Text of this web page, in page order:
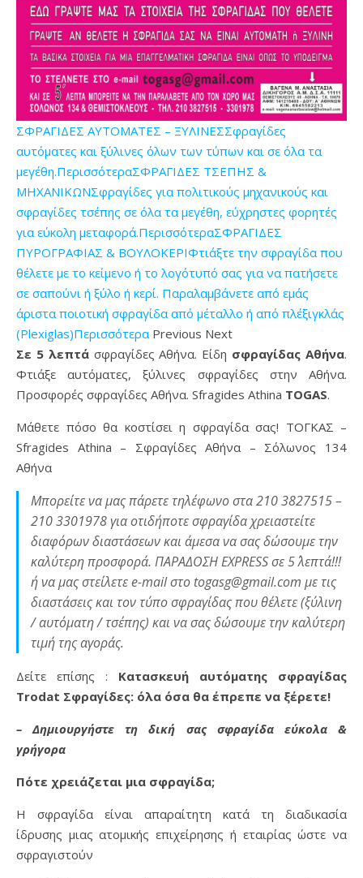
ΣΦΡΑΓΙΔΕΣ ΑΥΤΟΜΑΤΕΣ – ΞΥΛΙΝΕΣΣφραγίδες
αυτόματες και ξύλινες όλων των τύπων και σε όλα τα
μεγέθη.ΠερισσότεραΣΦΡΑΓΙΔΕΣ ΤΣΕΠΗΣ &
ΜΗΧΑΝΙΚΩΝΣφραγίδες για πολιτικούς μηχανικούς και
σφραγίδες τσέπης σε όλα τα μεγέθη, εύχρηστες φορητές
για εύκολη μεταφορά.ΠερισσότεραΣΦΡΑΓΙΔΕΣ
ΠΥΡΟΓΡΑΦΙΑΣ & ΒΟΥΛΟΚΕΡΙΦτιάξτε την σφραγίδα που
θέλετε με το κείμενο ή το λογότυπό σας για να πατήσετε
σε σαπούνι ή ξύλο ή κερί. Παραλαμβάνετε από εμάς
άριστα ποιοτική σφραγίδα από μέταλλο ή από πλέξιγκλάς
(Plexiglas)ΠερισσότεραPrevious Next
Σε 5 λεπτά σφραγίδες Αθήνα. Είδη σφραγίδας Αθήνα.
Φτιάξε αυτόματες, ξύλινες σφραγίδες στην Αθήνα.
Προσφορές σφραγίδες Αθήνα. Sfragides Athina TOGAS.
Μάθετε πόσο θα κοστίσει η σφραγίδα σας! ΤΟΓΚΑΣ –
Sfragides Athina – Σφραγίδες Αθήνα – Σόλωνος 134
Αθήνα
Μπορείτε να μας πάρετε τηλέφωνο στα 210 3827515 –
210 3301978 για οτιδήποτε σφραγίδα χρειαστείτε
διαφόρων διαστάσεων και άμεσα να σας δώσουμε την
καλύτερη προσφορά. ΠΑΡΑΔΟΣΗ EXPRESS σε 5΄ λεπτά!!!
ή να μας στείλετε e-mail στο togasg@gmail.com με τις
διαστάσεις και τον τύπο σφραγίδας που θέλετε (ξύλινη
/ αυτόματη / τσέπης) και να σας δώσουμε την καλύτερη
τιμή της αγοράς.
Δείτε επίσης : Κατασκευή αυτόματης σφραγίδας
Trodat Σφραγίδες: όλα όσα θα έπρεπε να ξέρετε!
– Δημιουργήστε τη δική σας σφραγίδα εύκολα &
γρήγορα
Πότε χρειάζεται μια σφραγίδα;
H σφραγίδα είναι απαραίτητη κατά τη διαδικασία
ίδρυσης μιας ατομικής επιχείρησης ή εταιρίας ώστε να
σφραγιστούν